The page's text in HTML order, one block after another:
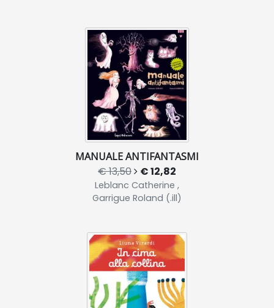
MANUALE ANTIFANTASMI
€ 13,50 € 12,82
Leblanc Catherine ,
Garrigue Roland (.ill)